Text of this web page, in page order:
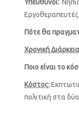
Υπεύθυνοι:
Εργοθεραπευτές
Πότε θα
Χρονική
Ποιο είναι το
Κόστος:
πολιτική στα